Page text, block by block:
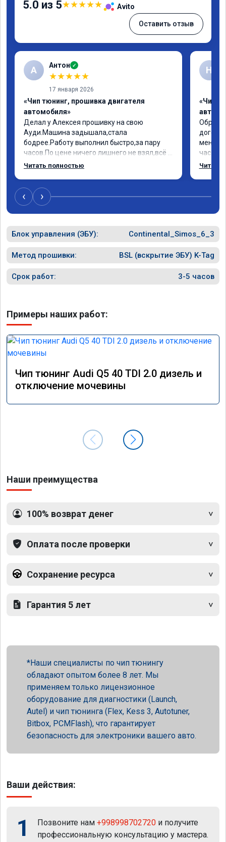
5.0 из 5★★★★★ Avito
Оставить отзыв
А Антон ✓
★★★★★
17 января 2026
«Чип тюнинг, прошивка двигателя
автомобиля»
Делал у Алексея прошивку на свою
Ауди.Машина задышала,стала
бодрее.Работу выполнил быстро,за пару
часов.По цене ничего лишнего не взял,всё
как договаривались заранее.После работы
случае поломки авто.Однозначно
рекомендую Алексея как грамотного
специалиста!
Читать полностью
Н
«Чип
меня
час
Арман
Читать
‹ ›
Блок управления (ЭБУ): Continental_Simos_6_3
Метод прошивки: BSL (вскрытие ЭБУ) K-Tag
Срок работ: 3-5 часов
Примеры наших работ:
Чип тюнинг Audi Q5 40 TDI 2.0 дизель и
отключение мочевины
Наши преимущества
100% возврат денег
Оплата после проверки
Сохранение ресурса
Гарантия 5 лет
Наши специалисты по чип тюнингу
обладают опытом более 8 лет. Мы
применяем только лицензионное
оборудование для диагностики (Launch,
Autel) и чип тюнинга (Flex, Kess 3, Autotuner,
Bitbox, PCMFlash), что гарантирует
безопасность для электроники вашего авто.
Ваши действия:
1 Позвоните нам +998998702720 и получите
профессиональную консультацию у мастера.